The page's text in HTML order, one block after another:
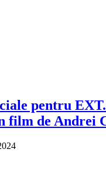
pentru
film de Andrei